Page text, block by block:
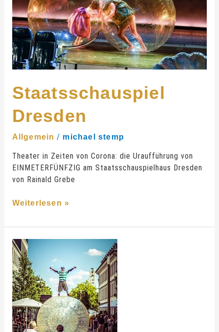
Staatsschauspiel
Dresden
Allgemein / michael stemp
Theater in Zeiten von Corona: die Uraufführung von
EINMETERFÜNFZIG am Staatsschauspielhaus Dresden
von Rainald Grebe
Weiterlesen »
Die
Corona
Cops
–
eine
Zorb
Show
von
Marc
Vogel